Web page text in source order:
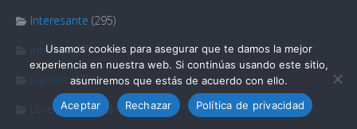
Interesante (295)
Internet(17)
Juguetes(2)
Lore propio(78)
Usamos cookies para asegurar que te damos la mejor
experiencia en nuestra web. Si continúas usando este sitio,
asumiremos que estás de acuerdo con ello.
Aceptar
Rechazar Política de privacidad